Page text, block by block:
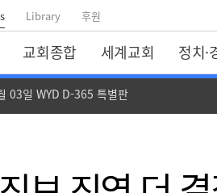
Library 후원
교회종합 세계교회 정치·
03일 WYD D-365 특별판